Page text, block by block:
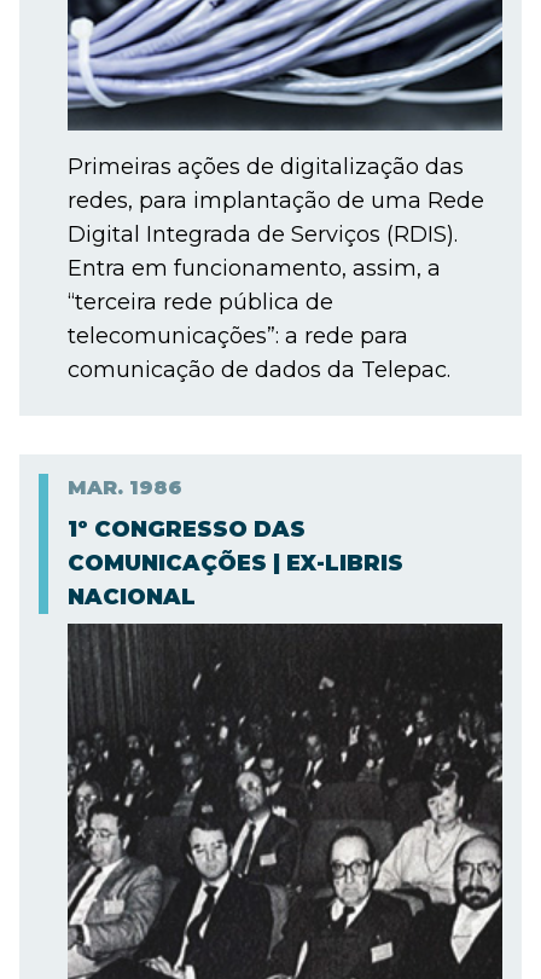
Primeiras ações de digitalização das
redes, para implantação de uma Rede
Digital Integrada de Serviços (RDIS).
Entra em funcionamento, assim, a
“terceira rede pública de
telecomunicações”: a rede para
comunicação de dados da Telepac.
MAR. 1986
1º CONGRESSO DAS
COMUNICAÇÕES | EX-LIBRIS
NACIONAL